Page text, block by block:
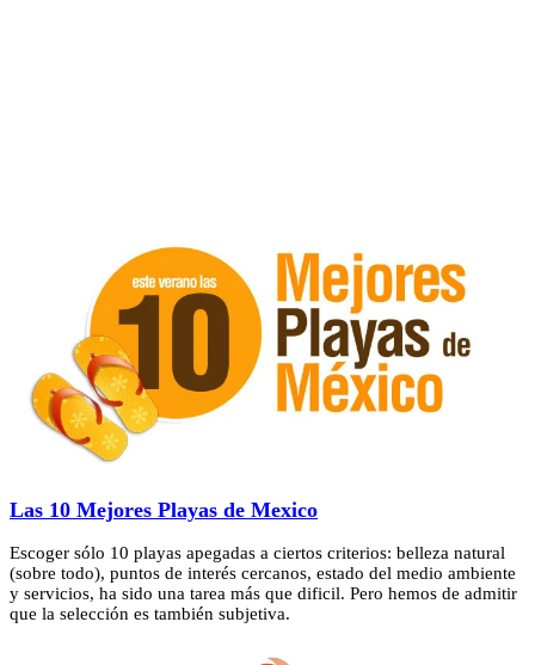
Las 10 Mejores Playas de Mexico
Escoger sólo 10 playas apegadas a ciertos criterios: belleza natural
(sobre todo), puntos de interés cercanos, estado del medio ambiente
y servicios, ha sido una tarea más que dificil. Pero hemos de admitir
que la selección es también subjetiva.